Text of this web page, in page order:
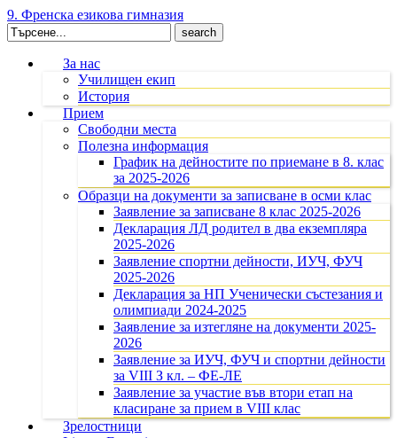
9. Френска езикова гимназия
Search
for:
За нас
Училищен екип
История
Прием
Свободни места
Полезна информация
График на дейностите по приемане в 8. клас
за 2025-2026
Образци на документи за записване в осми клас
Заявление за записване 8 клас 2025-2026
Декларация ЛД родител в два екземпляра
2025-2026
Заявление спортни дейности, ИУЧ, ФУЧ
2025-2026
Декларация за НП Ученически състезания и
олимпиади 2024-2025
Заявление за изтегляне на документи 2025-
2026
Заявление за ИУЧ, ФУЧ и спортни дейности
за VIII З кл. – ФЕ-ЛЕ
Заявление за участие във втори етап на
класиране за прием в VIII клас
Зрелостници